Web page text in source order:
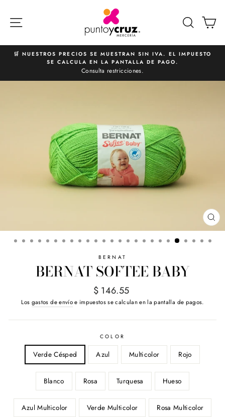
directamente
diapositivas
🛒 NUESTROS PRECIOS SE MUESTRAN SIN IVA. EL IMPUESTO
SE CALCULA EN LA PANTALLA DE PAGO.
Consulta restricciones.
BERNAT
BERNAT SOFTEE BABY
Precio
habitual
$ 146.55
Los gastos de envíoe impuestos se calculan en la pantalla de pagos.
COLOR
Verde Césped Azul Multicolor Rojo
Blanco Rosa Turquesa Hueso
Azul Multicolor Verde Multicolor Rosa Multicolor